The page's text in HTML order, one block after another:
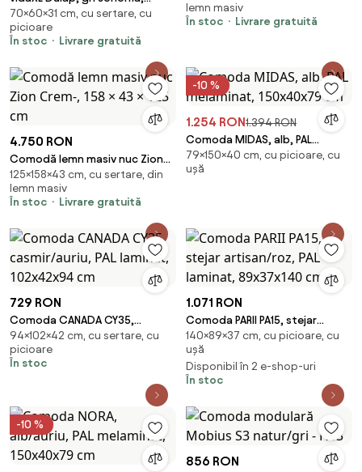
60x31x70 cm, lemn prelucrat
70×60×31 cm, cu sertare, cu
picioare
În stoc
Livrare gratuită
lemn masiv
În stoc
Livrare gratuită
4.750 RON
Comodă lemn masiv nuc Zion
Crem-, 158 × 43 × 125 cm
125×158×43 cm, cu sertare, din
lemn masiv
În stoc
Livrare gratuită
-10 %
1.254 RON1.394 RON
Comoda MIDAS, alb, PAL
melaminat, 150x40x79 cm
79×150×40 cm, cu picioare, cu
ușă
729 RON
Comoda CANADA CY35,
casmir/auriu, PAL laminat,
102x42x94 cm
94×102×42 cm, cu sertare, cu
picioare
În stoc
1.071 RON
Comoda PARII PA15, stejar
artisan/roz, PAL laminat,
89x37x140 cm
140×89×37 cm, cu picioare, cu
ușă
Disponibil în 2 e-shop-uri
În stoc
-10 %
856 RON